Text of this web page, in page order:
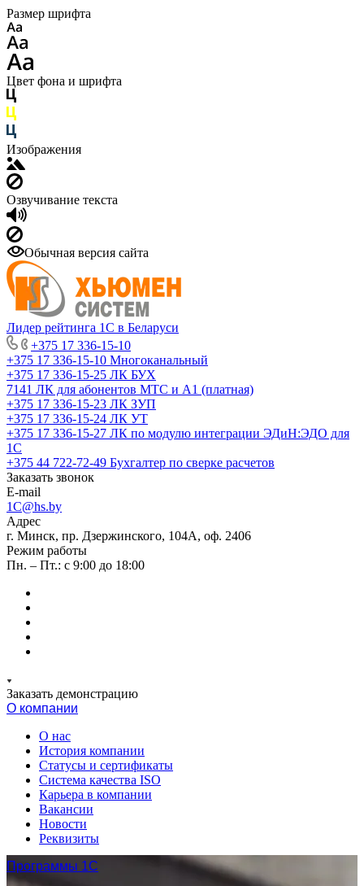
Размер шрифта
Цвет фона и шрифта
Изображения
Озвучивание текста
Обычная версия сайта
Лидер рейтинга 1С в Беларуси
+375 17 336-15-10
+375 17 336-15-10 Многоканальный
+375 17 336-15-25 ЛК БУХ
7141 ЛК для абонентов МТС и А1 (платная)
+375 17 336-15-23 ЛК ЗУП
+375 17 336-15-24 ЛК УТ
+375 17 336-15-27 ЛК по модулю интеграции ЭДиН:ЭДО для
1С
+375 44 722-72-49 Бухгалтер по сверке расчетов
Заказать звонок
E-mail
1C@hs.by
Адрес
г. Минск, пр. Дзержинского, 104А, оф. 2406
Режим работы
Пн. – Пт.: с 9:00 до 18:00
Заказать демонстрацию
О компании
О нас
История компании
Статусы и сертификаты
Система качества ISO
Карьера в компании
Вакансии
Новости
Реквизиты
Программы 1С